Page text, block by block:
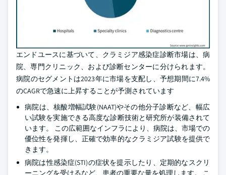
エンドユースに基づいて、クラミジア感染症診断市場は、病
院、専門クリニック、および診断センターに分けられます。
病院のセグメントは2023年に市場を支配し、予想期間に7.4%
のCAGRで急速に上昇することが予測されています
病院は、核酸増幅試験(NAAT)やその他分子診断など、幅広
い試験を実施できる高度な診断技術と研究所が装備されて
います。 この広範囲なインフラにより、病院は、市場での
優位性を発揮し、正確で効率的なクラミジア試験を提供で
きます。
病院は性感染症(STI)の症状を提示したり、定期的なスクリ
ーニングを受けるなど、患者の重要な量を処理します。 こ